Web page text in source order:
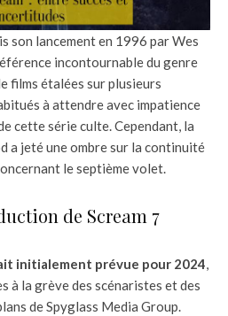
son lancement en 1996 par Wes
incontournable du genre
films étalées sur plusieurs
à attendre avec impatience
cette série culte. Cependant, la
a jeté une ombre sur la continuité
le septième volet.
de Scream 7
initialement prévue pour 2024,
à la grève des scénaristes et des
de Spyglass Media Group.